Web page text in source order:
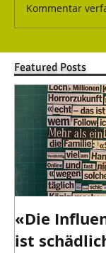
Featured Posts
Kommentar
«Die
ist